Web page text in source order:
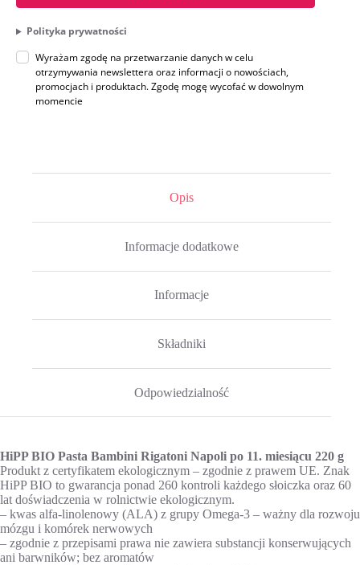
Polityka prywatności
Wyrażam zgodę na przetwarzanie danych w celu
otrzymywania newslettera oraz informacji o nowościach,
promocjach i produktach. Zgodę mogę wycofać w dowolnym
momencie
Opis
Informacje dodatkowe
Informacje
Składniki
Odpowiedzialność
HiPP BIO Pasta Bambini Rigatoni Napoli po 11. miesiącu 220 g
Produkt z certyfikatem ekologicznym – zgodnie z prawem UE. Znak
HiPP BIO to gwarancja ponad 260 kontroli każdego słoiczka oraz 60
lat doświadczenia w rolnictwie ekologicznym.
– kwas alfa-linolenowy (ALA) z grupy Omega-3 – ważny dla rozwoju
mózgu i komórek nerwowych
– zgodnie z przepisami prawa nie zawiera substancji konserwujących
ani barwników; bez aromatów